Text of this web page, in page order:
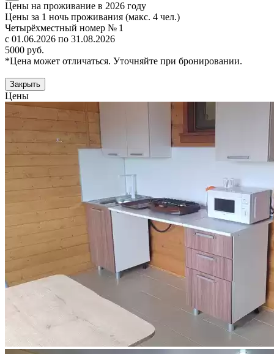
Цены на проживание в 2026 году
Цены за 1 ночь проживания (макс. 4 чел.)
Четырёхместный номер № 1
с 01.06.2026 по 31.08.2026
5000 руб.
*Цена может отличаться. Уточняйте при бронировании.
Закрыть
Цены